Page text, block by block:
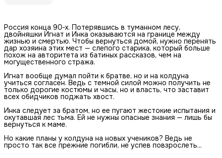
Россия конца 90‐х. Потерявшись в туманном лесу,
двойняшки Игнат и Инка оказываются на границе между
жизнью и смертью. Чтобы вернуться домой, нужно перенять
дар хозяина этих мест — слепого старика, который больше
похож на авторитета из батиных рассказов, чем на
могущественного стража.
Игнат вообще думал пойти к братве, но и на колдуна
учиться согласен. Ведь с темной силой можно получить не
только дорогие костюмы и часы, но и власть, что заставит
всех обидчиков поджать хвост.
Инка следует за братом, но ее пугают жестокие испытания и
окутавшая лес тьма. Ей не нужны опасные знания — лишь бы
вернуться к маме.
Но какие планы у колдуна на новых учеников? Ведь не
просто так все прежние погибли, не успев повзрослеть...